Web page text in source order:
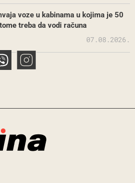
voze u kabinama u kojima je 50
treba da vodi računa
07.08.2026.